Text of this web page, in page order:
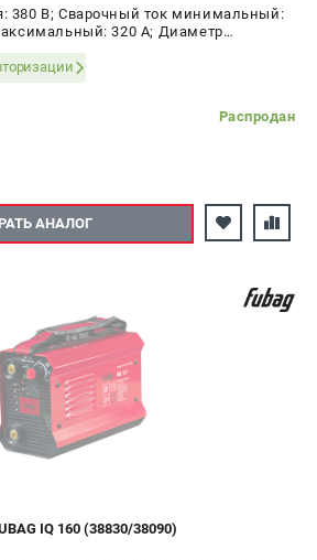
380 В; Сварочный ток минимальный:
320 А; Диаметр
Распродан
АНАЛОГ
IQ 160 (38830/38090)